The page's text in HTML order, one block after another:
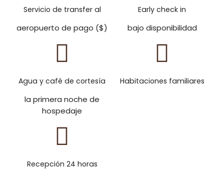
Servicio de transfer al
aeropuerto de pago ($)
Early check in
bajo disponibilidad
Agua y café de cortesía
la primera noche de
hospedaje
Habitaciones familiares
Recepción 24 horas